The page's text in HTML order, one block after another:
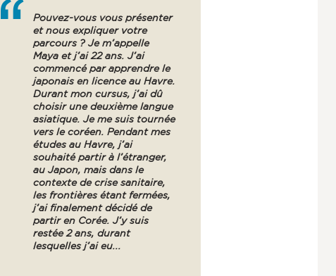
Pouvez-vous vous présenter
et nous expliquer votre
parcours ? Je m’appelle
Maya et j’ai 22 ans. J’ai
commencé par apprendre le
japonais en licence au Havre.
Durant mon cursus, j’ai dû
choisir une deuxième langue
asiatique. Je me suis tournée
vers le coréen. Pendant mes
études au Havre, j’ai
souhaité partir à l’étranger,
au Japon, mais dans le
contexte de crise sanitaire,
les frontières étant fermées,
j’ai finalement décidé de
partir en Corée. J’y suis
restée 2 ans, durant
lesquelles j’ai eu...